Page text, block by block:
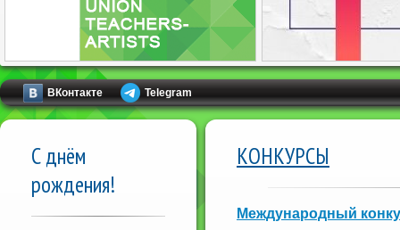
ВКонтакте Telegram
С днём
рождения!
КОНКУРСЫ
Международный